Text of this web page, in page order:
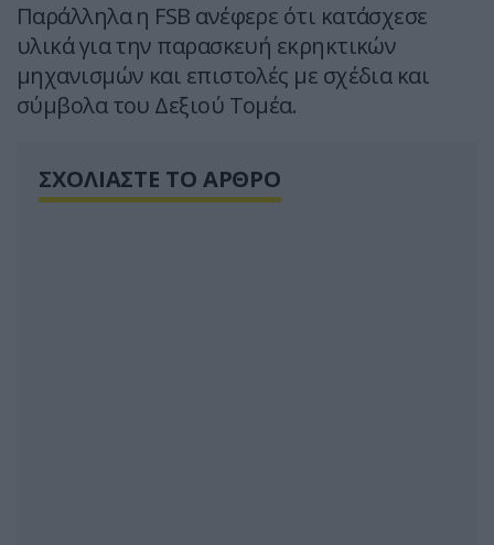
Παράλληλα η FSB ανέφερε ότι κατάσχεσε
υλικά για την παρασκευή εκρηκτικών
μηχανισμών και επιστολές με σχέδια και
σύμβολα του Δεξιού Τομέα.
ΣΧΟΛΙΑΣΤΕ ΤΟ ΑΡΘΡΟ